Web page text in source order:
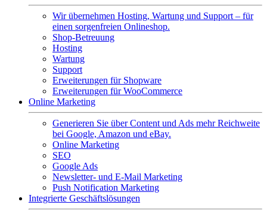
Wir übernehmen Hosting, Wartung und Support – für
einen sorgenfreien Onlineshop.
Shop-Betreuung
Hosting
Wartung
Support
Erweiterungen für Shopware
Erweiterungen für WooCommerce
Online Marketing
Generieren Sie über Content und Ads mehr Reichweite
bei Google, Amazon und eBay.
Online Marketing
SEO
Google Ads
Newsletter- und E-Mail Marketing
Push Notification Marketing
Integrierte Geschäftslösungen